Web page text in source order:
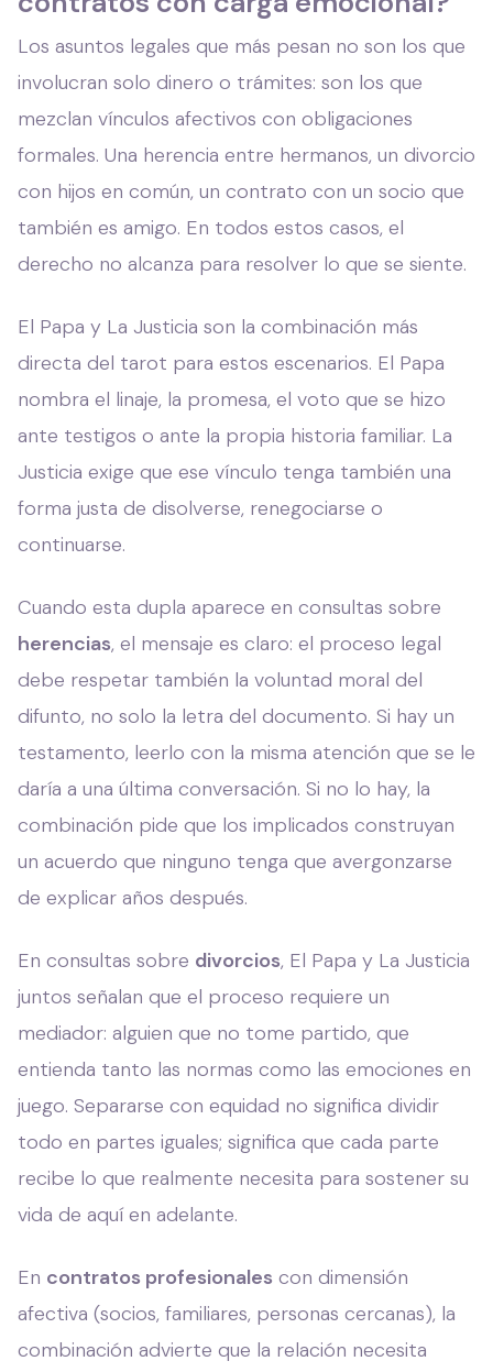
Los asuntos legales que más pesan no son los que
involucran solo dinero o trámites: son los que
mezclan vínculos afectivos con obligaciones
formales. Una herencia entre hermanos, un divorcio
con hijos en común, un contrato con un socio que
también es amigo. En todos estos casos, el
derecho no alcanza para resolver lo que se siente.
El Papa y La Justicia son la combinación más
directa del tarot para estos escenarios. El Papa
nombra el linaje, la promesa, el voto que se hizo
ante testigos o ante la propia historia familiar. La
Justicia exige que ese vínculo tenga también una
forma justa de disolverse, renegociarse o
continuarse.
Cuando esta dupla aparece en consultas sobre
herencias, el mensaje es claro: el proceso legal
debe respetar también la voluntad moral del
difunto, no solo la letra del documento. Si hay un
testamento, leerlo con la misma atención que se le
daría a una última conversación. Si no lo hay, la
combinación pide que los implicados construyan
un acuerdo que ninguno tenga que avergonzarse
de explicar años después.
En consultas sobre divorcios, El Papa y La Justicia
juntos señalan que el proceso requiere un
mediador: alguien que no tome partido, que
entienda tanto las normas como las emociones en
juego. Separarse con equidad no significa dividir
todo en partes iguales; significa que cada parte
recibe lo que realmente necesita para sostener su
vida de aquí en adelante.
En contratos profesionales con dimensión
afectiva (socios, familiares, personas cercanas), la
combinación advierte que la relación necesita